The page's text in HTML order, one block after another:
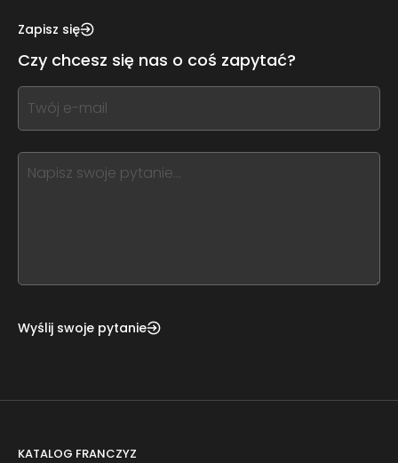
this,
this
form
field
blank
Zapisz się
Czy chcesz się nas o coś zapytać?
If
you
this,
leave
Wyślij swoje pytanie
KATALOG FRANCZYZ